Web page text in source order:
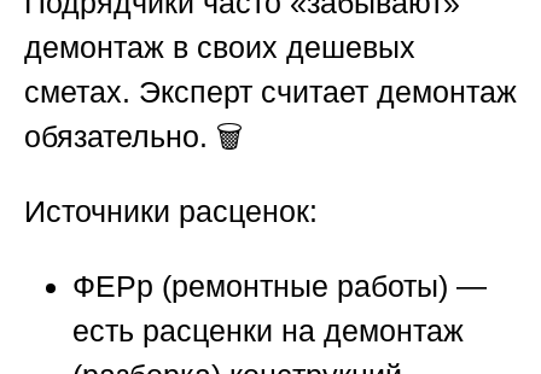
демонтаж в своих дешевых
сметах. Эксперт считает демонтаж
обязательно. 🗑️
Источники расценок:
ФЕРр (ремонтные работы) —
есть расценки на демонтаж